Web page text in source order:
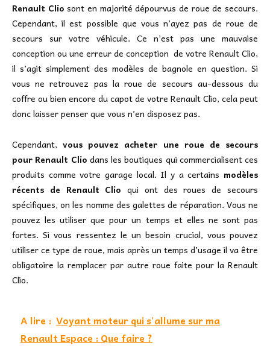
Renault Clio sont en majorité dépourvus de roue de secours.
Cependant, il est possible que vous n’ayez pas de roue de
secours sur votre véhicule. Ce n’est pas une mauvaise
conception ou une erreur de conception de votre Renault Clio,
il s’agit simplement des modèles de bagnole en question. Si
vous ne retrouvez pas la roue de secours au-dessous du
coffre ou bien encore du capot de votre Renault Clio, cela peut
donc laisser penser que vous n’en disposez pas.
Cependant,vous pouvez acheter une roue de secours
pour Renault Clio dans les boutiques qui commercialisent ces
produits comme votre garage local. Il y a certains modèles
récents de Renault Clio qui ont des roues de secours
spécifiques, on les nomme des galettes de réparation. Vous ne
pouvez les utiliser que pour un temps et elles ne sont pas
fortes. Si vous ressentez le un besoin crucial, vous pouvez
utiliser ce type de roue, mais après un temps d’usage il va être
obligatoire la remplacer par autre roue faite pour la Renault
Clio.
A lire : Voyant moteur qui s'allume sur ma
Renault Espace : Que faire ?